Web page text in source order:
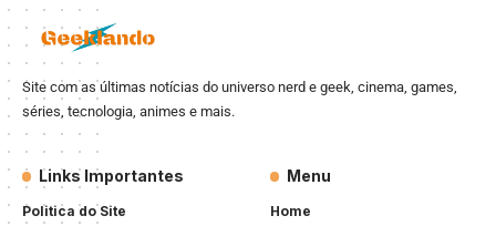
Site com as últimas notícias do universo nerd e geek, cinema, games,
séries, tecnologia, animes e mais.
Links Importantes
Politica do Site
Menu
Home